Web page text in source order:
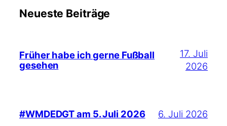
Neueste Beiträge
Früher habe ich gerne Fußball
gesehen
17. Juli
2026
#WMDEDGT am 5. Juli 2026 6. Juli 2026